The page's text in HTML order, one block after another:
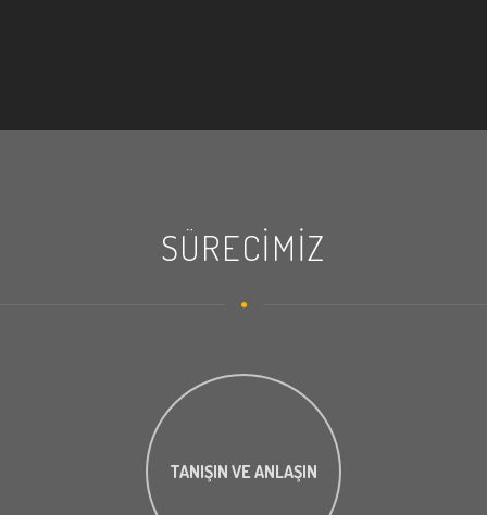
SÜRECIMIZ
TANIŞIN VE ANLAŞIN